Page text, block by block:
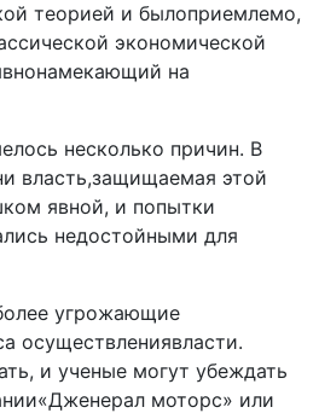
теорией и былоприемлемо,
экономической
на
несколько причин. В
власть,защищаемая этой
явной, и попытки
недостойными для
угрожающие
осуществлениявласти.
и ученые могут убеждать
моторс» или